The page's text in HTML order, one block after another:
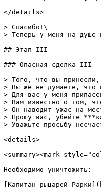
</details>
> Спасибо!\
> Теперь у меня на душе
## Этап III
### Опасная сделка III
> Того, что вы
> Вы же не думаете, что
> Для вас у меня
> Вам известно о том,
> Он наводит ужас на
> Прошу вас, убейте
> Уважьте просьбу
<details>
<summary><mark
Необходимо уничтожить:
[Капитан рыцарей